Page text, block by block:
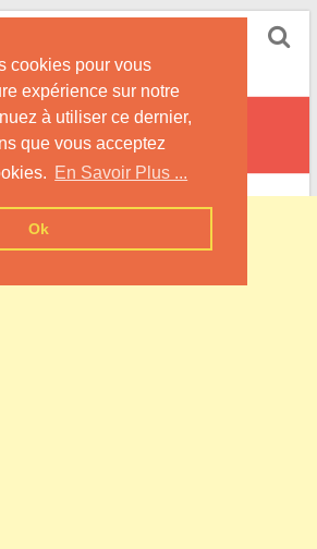
cookies pour vous
expérience sur notre
à utiliser ce dernier,
que vous acceptez
En Savoir Plus ...
Ok
à Chaleur